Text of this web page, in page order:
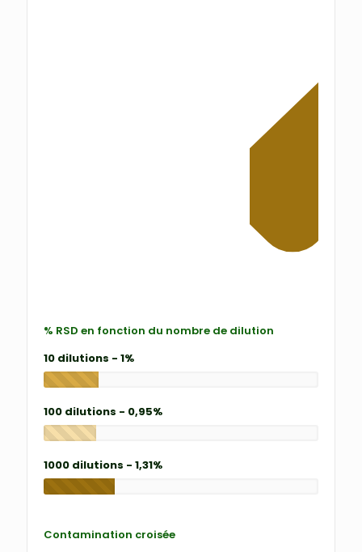
% RSD en fonction du nombre de dilution
10 dilutions - 1%
100 dilutions - 0,95%
1000 dilutions - 1,31%
Contamination croisée